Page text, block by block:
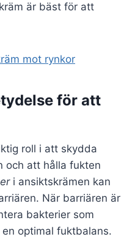
är bäst för att
mot rynkor
för att
roll i att skydda
och att hålla fukten
i ansiktskrämen kan
När barriären är
bakterier som
optimal fuktbalans.